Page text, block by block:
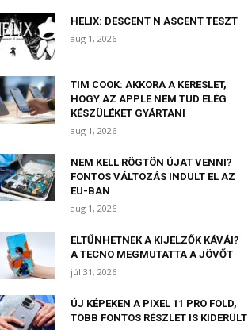
HELIX: DESCENT N ASCENT TESZT
aug 1, 2026
TIM COOK: AKKORA A KERESLET,
HOGY AZ APPLE NEM TUD ELÉG
KÉSZÜLÉKET GYÁRTANI
aug 1, 2026
NEM KELL RÖGTÖN ÚJAT VENNI?
FONTOS VÁLTOZÁS INDULT EL AZ
EU-BAN
aug 1, 2026
ELTŰNHETNEK A KIJELZŐK KÁVÁI?
A TECNO MEGMUTATTA A JÖVŐT
júl 31, 2026
ÚJ KÉPEKEN A PIXEL 11 PRO FOLD,
TÖBB FONTOS RÉSZLET IS KIDERÜLT